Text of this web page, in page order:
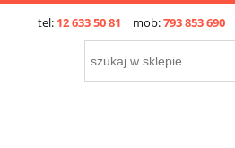
tel: 12 633 50 81 mob:793 853 690